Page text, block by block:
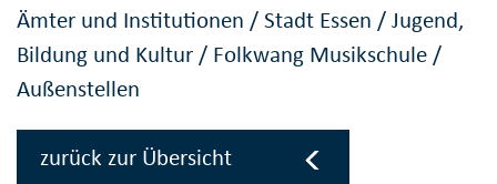
Ämter und Institutionen /Stadt Essen /Jugend,
Bildung und Kultur / Folkwang Musikschule /
Außenstellen
zurück zur Übersicht